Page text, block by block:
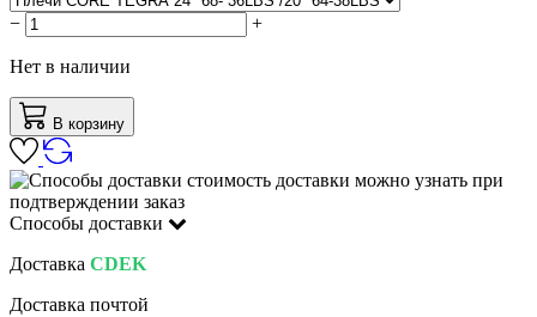
− +
Нет в наличии
В корзину
стоимость доставки можно узнать при
подтверждении заказ
Способы доставки
Доставка CDEK
Доставка почтой